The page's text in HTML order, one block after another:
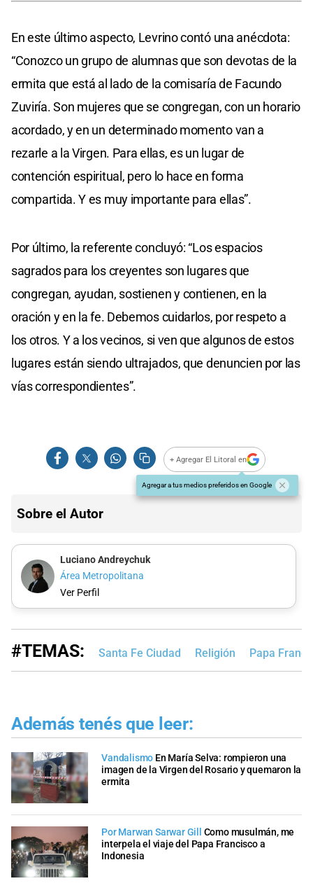
En este último aspecto, Levrino contó una anécdota:
“Conozco un grupo de alumnas que son devotas de la
ermita que está al lado de la comisaría de Facundo
Zuviría. Son mujeres que se congregan, con un horario
acordado, y en un determinado momento van a
rezarle a la Virgen. Para ellas, es un lugar de
contención espiritual, pero lo hace en forma
compartida. Y es muy importante para ellas”.
Por último, la referente concluyó: “Los espacios
sagrados para los creyentes son lugares que
congregan, ayudan, sostienen y contienen, en la
oración y en la fe. Debemos cuidarlos, por respeto a
los otros. Y a los vecinos, si ven que algunos de estos
lugares están siendo ultrajados, que denuncien por las
vías correspondientes”.
+ Agregar El Litoral en
Agregar a tus medios preferidos en Google
Sobre el Autor
Luciano Andreychuk
Área Metropolitana
Ver Perfil
#TEMAS: Santa Fe Ciudad Religión Papa
Además tenés que leer:
Vandalismo En María Selva: rompieron una
imagen de la Virgen del Rosario y quemaron la
ermita
Por Marwan Sarwar Gill
Como musulmán, me
interpela el viaje del Papa Francisco a
Indonesia